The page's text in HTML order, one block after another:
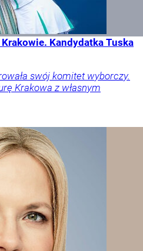
Kandydatka Tuska
swój komitet wyborczy.
Krakowa z własnym